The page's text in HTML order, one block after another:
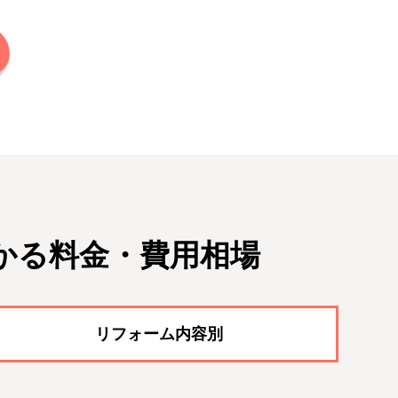
る料金・費用相場
リフォーム内容別